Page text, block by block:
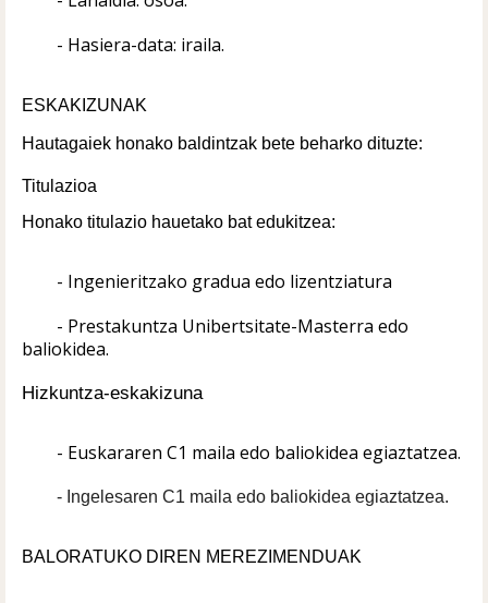
- Hasiera-data: iraila.
ESKAKIZUNAK
Hautagaiek honako baldintzak bete beharko dituzte:
Titulazioa
Honako titulazio hauetako bat edukitzea:
- Ingenieritzako gradua edo lizentziatura
- Prestakuntza Unibertsitate-Masterra edo
baliokidea.
Hizkuntza-eskakizuna
- Euskararen C1 maila edo baliokidea egiaztatzea.
- Ingelesaren C1 maila edo baliokidea egiaztatzea.
BALORATUKO DIREN MEREZIMENDUAK